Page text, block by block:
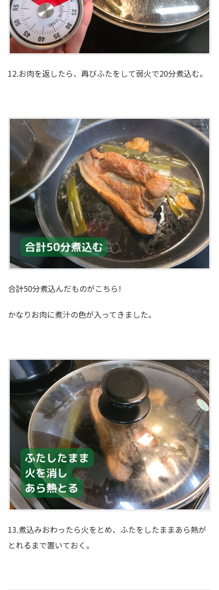
12.お肉を返したら、再びふたをして弱火で20分煮込む。
合計50分煮込んだものがこちら!
かなりお肉に煮汁の色が入ってきました。
13.煮込みおわったら火をとめ、ふたをしたままあら熱が
とれるまで置いておく。